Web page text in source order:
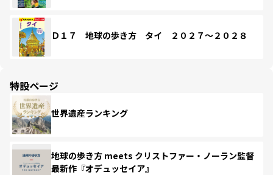
Ｄ１７ 地球の歩き方 タイ ２０２７～２０２８
特設ページ
世界遺産ランキング
地球の歩き方 meets クリストファー・ノーラン監督
最新作『オデュッセイア』